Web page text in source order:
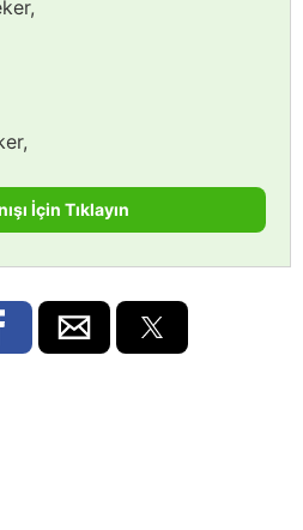
İçin Tıklayın